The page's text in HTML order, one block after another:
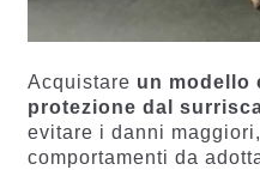
Acquistare un modello
protezione dal
evitare i danni
comportamenti da